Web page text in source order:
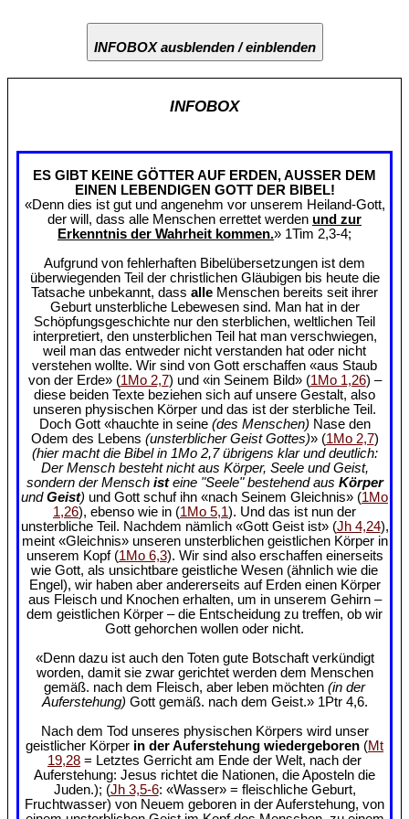
INFOBOX ausblenden / einblenden
INFOBOX
ES GIBT KEINE GÖTTER AUF ERDEN, AUSSER DEM
EINEN LEBENDIGEN GOTT DER BIBEL!
«Denn dies ist gut und angenehm vor unserem Heiland-Gott,
der will, dass alle Menschen errettet werden und zur
Erkenntnis der Wahrheit kommen.» 1Tim 2,3-4;
Aufgrund von fehlerhaften Bibelübersetzungen ist dem
überwiegenden Teil der christlichen Gläubigen bis heute die
Tatsache unbekannt, dass alle Menschen bereits seit ihrer
Geburt unsterbliche Lebewesen sind. Man hat in der
Schöpfungsgeschichte nur den sterblichen, weltlichen Teil
interpretiert, den unsterblichen Teil hat man verschwiegen,
weil man das entweder nicht verstanden hat oder nicht
verstehen wollte. Wir sind von Gott erschaffen «aus Staub
von der Erde» (1Mo 2,7) und «in Seinem Bild» (1Mo 1,26) –
diese beiden Texte beziehen sich auf unsere Gestalt, also
unseren physischen Körper und das ist der sterbliche Teil.
Doch Gott «hauchte in seine (des Menschen) Nase den
Odem des Lebens (unsterblicher Geist Gottes)» (1Mo 2,7)
(hier macht die Bibel in 1Mo 2,7 übrigens klar und deutlich:
Der Mensch besteht nicht aus Körper, Seele und Geist,
sondern der Mensch isteine "Seele" bestehend aus Körper
undGeist) und Gott schuf ihn «nach Seinem Gleichnis» (1Mo
1,26), ebenso wie in (1Mo 5,1). Und das ist nun der
unsterbliche Teil. Nachdem nämlich «Gott Geist ist» (Jh 4,24),
meint «Gleichnis» unseren unsterblichen geistlichen Körper in
unserem Kopf (1Mo 6,3). Wir sind also erschaffen einerseits
wie Gott, als unsichtbare geistliche Wesen (ähnlich wie die
Engel), wir haben aber andererseits auf Erden einen Körper
aus Fleisch und Knochen erhalten, um in unserem Gehirn –
dem geistlichen Körper – die Entscheidung zu treffen, ob wir
Gott gehorchen wollen oder nicht.
«Denn dazu ist auch den Toten gute Botschaft verkündigt
worden, damit sie zwar gerichtet werden dem Menschen
gemäß. nach dem Fleisch, aber leben möchten (in der
Auferstehung) Gott gemäß. nach dem Geist.» 1Ptr 4,6.
Nach dem Tod unseres physischen Körpers wird unser
geistlicher Körper in der Auferstehung wiedergeboren (Mt
19,28 = Letztes Gerricht am Ende der Welt, nach der
Auferstehung: Jesus richtet die Nationen, die Aposteln die
Juden.); (Jh 3,5-6: «Wasser» = fleischliche Geburt,
Fruchtwasser) von Neuem geboren in der Auferstehung, von